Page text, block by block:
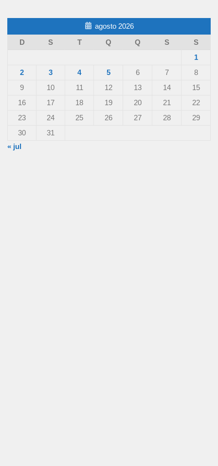
agosto 2026
D
S T Q Q S
S
1
2
3 4 5 6 7
8
9
10 11 12 13 14
15
16
17 18 19 20 21
22
23
24 25 26 27 28
29
30
31
« jul